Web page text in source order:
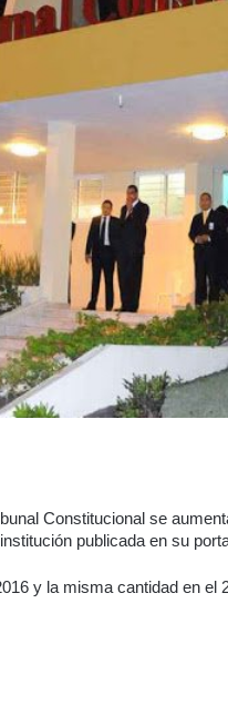
Constitucional se
publicada en su
y la misma cantidad en el